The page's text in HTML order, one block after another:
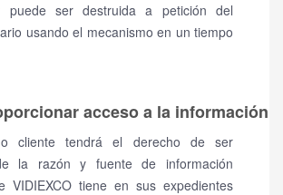
puede ser destruida a petición del
usando el mecanismo en un tiempo
acceso a la información
cliente tendrá el derecho de ser
la razón y fuente de información
VIDIEXCO tiene en sus expedientes